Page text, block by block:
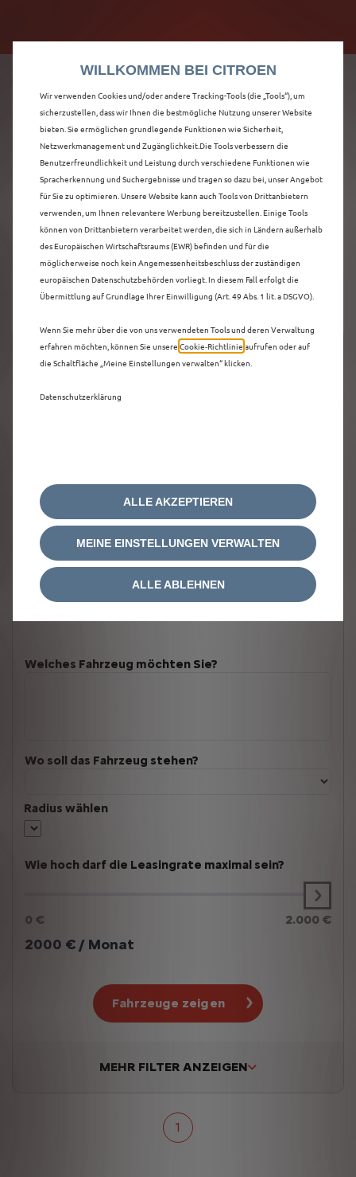
ENTDECKEN SIE ALLE
Ë-C3 AIRCROSS
VORFÜHRWAGEN IN
WORMS
Welches Fahrzeug möchten Sie?
Wo soll das Fahrzeug stehen?
Radius wählen
Wie hoch darf die Leasingrate maximal sein?
0 € 2.000 €
2000 € / Monat
Fahrzeuge zeigen
MEHR FILTER ANZEIGEN
1
WILLKOMMEN BEI CITROEN
Wir verwenden Cookies und/oder andere Tracking-Tools (die „Tools“), um
sicherzustellen, dass wir Ihnen die bestmögliche Nutzung unserer Website
bieten. Sie ermöglichen grundlegende Funktionen wie Sicherheit,
Netzwerkmanagement und Zugänglichkeit.Die Tools verbessern die
Benutzerfreundlichkeit und Leistung durch verschiedene Funktionen wie
Spracherkennung und Suchergebnisse und tragen so dazu bei, unser Angebot
für Sie zu optimieren. Unsere Website kann auch Tools von Drittanbietern
verwenden, um Ihnen relevantere Werbung bereitzustellen. Einige Tools
können von Drittanbietern verarbeitet werden, die sich in Ländern außerhalb
des Europäischen Wirtschaftsraums (EWR) befinden und für die
möglicherweise noch kein Angemessenheitsbeschluss der zuständigen
europäischen Datenschutzbehörden vorliegt. In diesem Fall erfolgt die
Übermittlung auf Grundlage Ihrer Einwilligung (Art. 49 Abs. 1 lit. a DSGVO).
Wenn Sie mehr über die von uns verwendeten Tools und deren Verwaltung
erfahren möchten, können Sie unsere Cookie‑Richtlinie aufrufen oder auf
die Schaltfläche „Meine Einstellungen verwalten“ klicken.
Datenschutzerklärung
MEINE EINSTELLUNGEN VERWALTEN
ALLE AKZEPTIEREN
ALLE ABLEHNEN